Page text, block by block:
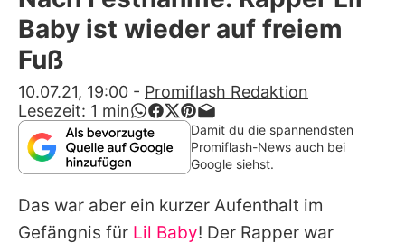
Alle Themen auf Promiflash
App runterladen
Team
Redaktionelle Richtlinien
Impressum
Datenschutzerklärung
Baby ist wieder auf freiem
Fuß
10.07.21, 19:00 - Promiflash Redaktion
Lesezeit: 1 min
Damit du die spannendsten
Promiflash-News auch bei
Google siehst.
Das war aber ein kurzer Aufenthalt im
Gefängnis für Lil Baby! Der Rapper war